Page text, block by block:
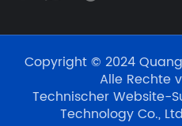
Copyright © 2024
Alle Rechte
Technischer Website-
Technology Co.,